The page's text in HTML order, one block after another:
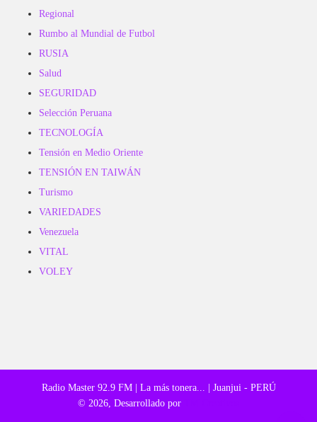
Regional
Rumbo al Mundial de Futbol
RUSIA
Salud
SEGURIDAD
Selección Peruana
TECNOLOGÍA
Tensión en Medio Oriente
TENSIÓN EN TAIWÁN
Turismo
VARIEDADES
Venezuela
VITAL
VOLEY
Radio Master 92.9 FM | La más tonera... | Juanjui - PERÚ
© 2026, Desarrollado por